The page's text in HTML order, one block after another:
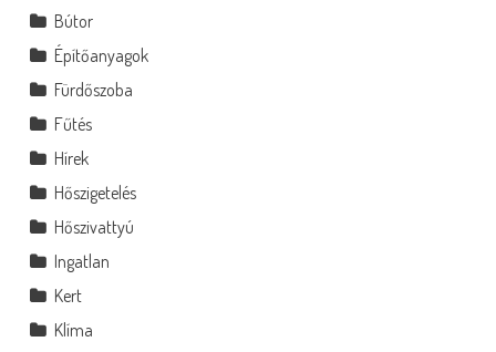
Bútor
Építőanyagok
Fürdőszoba
Fűtés
Hírek
Hőszigetelés
Hőszivattyú
Ingatlan
Kert
Klíma